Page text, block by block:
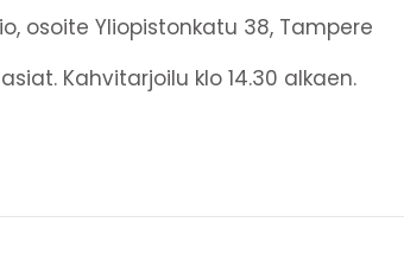
osoite Yliopistonkatu 38, Tampere
Kahvitarjoilu klo 14.30 alkaen.